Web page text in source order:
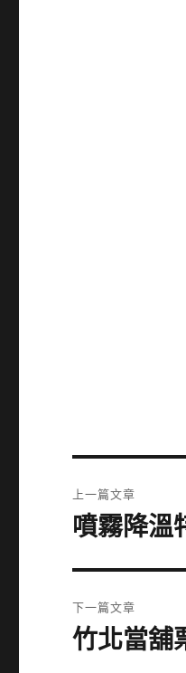
章
上一篇文章
上
篇
章:
噴霧降溫
下一篇文章
下
竹北當舖